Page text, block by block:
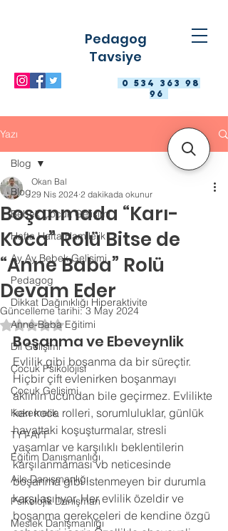
0 534 363 98
96
Pedagog
Tavsiye
Yazı
Blog
Bebek Çocuk Gelişimi
Hafta Hafta Hamilelik
Ay Ay Bebek Gelişimi
Pedagog
Dikkat Dağınıklığı Hiperaktivite
Anne-Baba Eğitimi
Dil Gelişimi
Çocuk Psikolojisi
Çocuk Gelişimi
Kekemelik
TYT-AYT
Eğitim Danışmanlığı
Aile Danışmanlığı
Psikolojik Danışman
Meslek Danışmanlığı
Blog
Boşanmada “Karı-
Koca” Rolü Bitse de
“Anne Baba” Rolü
Devam Eder
Okan Bal
29 Nis 2024 2 dakikada okunur
Güncelleme tarihi:3 May 2024
5 üzerinden NaN yıldız
Boşanma ve Ebeveynlik
Evlilik gibi boşanma da bir süreçtir.
Hiçbir çift evlenirken boşanmayı
aklının ucundan bile geçirmez. Evlilikte
karı koca rolleri, sorumluluklar, günlük
hayattaki koşuşturmalar, stresli
yaşamlar ve karşılıklı beklentilerin
karşılanmaması vb neticesinde
boşanma gibi istenmeyen bir durumla
karşılaşılıyor. Her evlilik özeldir ve
boşanma gerekçeleri de kendine özgü